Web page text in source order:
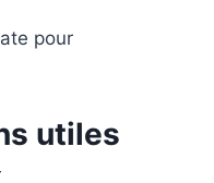
pour
utiles